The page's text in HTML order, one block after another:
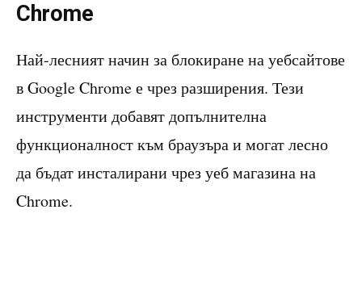
Chrome
Най-лесният начин за блокиране на уебсайтове
в Google Chrome е чрез разширения. Тези
инструменти добавят допълнителна
функционалност към браузъра и могат лесно
да бъдат инсталирани чрез уеб магазина на
Chrome.